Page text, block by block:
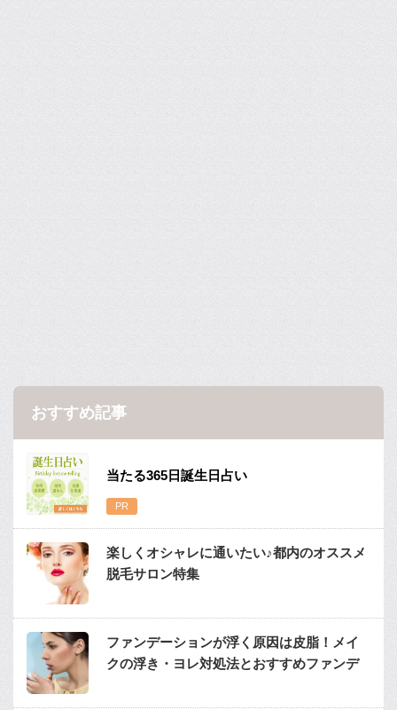
おすすめ記事
当たる365日誕生日占い
楽しくオシャレに通いたい♪都内のオススメ
脱毛サロン特集
ファンデーションが浮く原因は皮脂！メイ
クの浮き・ヨレ対処法とおすすめファンデ